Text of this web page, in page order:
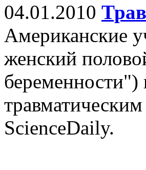
04.01.2010
Американские
женский
беременности")
ScienceDaily.